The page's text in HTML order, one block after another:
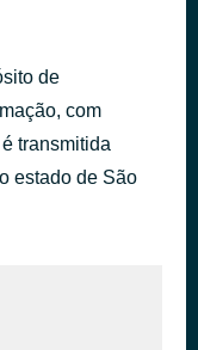
de
com
transmitida
estado de São